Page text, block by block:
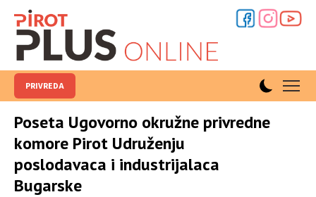
PRIVREDA
Poseta Ugovorno okružne privredne
komore Pirot Udruženju
poslodavaca i industrijalaca
Bugarske